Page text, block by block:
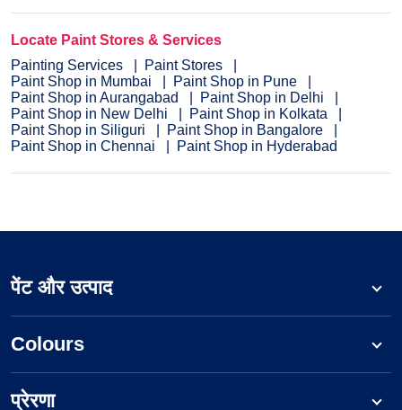
Locate Paint Stores & Services
Painting Services
Paint Stores
Paint Shop in Mumbai
Paint Shop in Pune
Paint Shop in Aurangabad
Paint Shop in Delhi
Paint Shop in New Delhi
Paint Shop in Kolkata
Paint Shop in Siliguri
Paint Shop in Bangalore
Paint Shop in Chennai
Paint Shop in Hyderabad
पेंट और उत्पाद
Colours
प्रेरणा